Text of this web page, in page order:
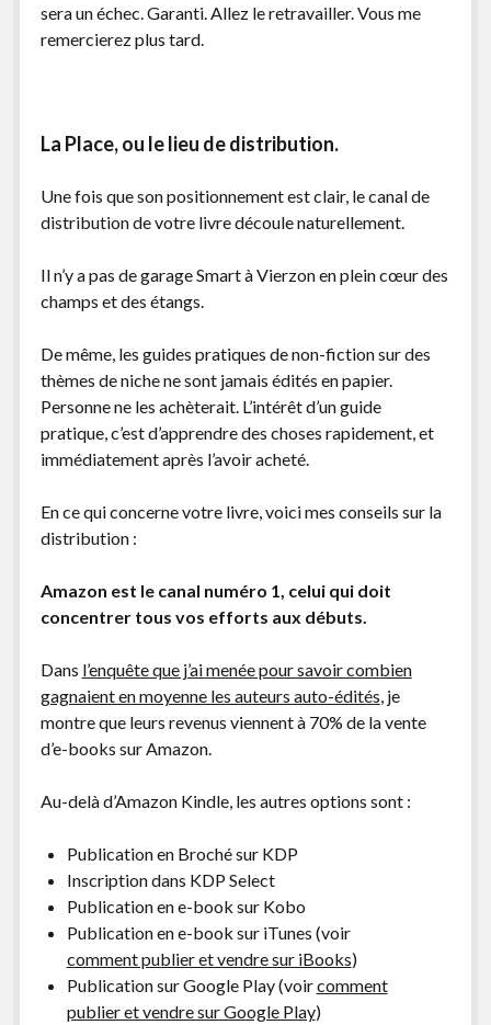
sera un échec. Garanti. Allez le retravailler. Vous me
remercierez plus tard.
La Place, ou le lieu de distribution.
Une fois que son positionnement est clair, le canal de
distribution de votre livre découle naturellement.
Il n’y a pas de garage Smart à Vierzon en plein cœur des
champs et des étangs.
De même, les guides pratiques de non-fiction sur des
thèmes de niche ne sont jamais édités en papier.
Personne ne les achèterait. L’intérêt d’un guide
pratique, c’est d’apprendre des choses rapidement, et
immédiatement après l’avoir acheté.
En ce qui concerne votre livre, voici mes conseils sur la
distribution :
Amazon est le canal numéro 1, celui qui doit
concentrer tous vos efforts aux débuts.
Dans l’enquête que j’ai menée pour savoir combien
gagnaient en moyenne les auteurs auto-édités, je
montre que leurs revenus viennent à 70% de la vente
d’e-books sur Amazon.
Au-delà d’Amazon Kindle, les autres options sont :
Publication en Broché sur KDP
Inscription dans KDP Select
Publication en e-book sur Kobo
Publication en e-book sur iTunes (voir
comment publier et vendre sur iBooks)
Publication sur Google Play (voircomment
publier et vendre sur Google Play)